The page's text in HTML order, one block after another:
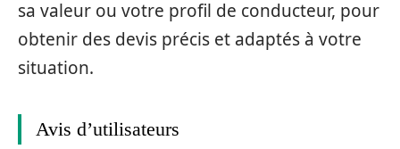
sa valeur ou votre profil de conducteur, pour
obtenir des devis précis et adaptés à votre
situation.
Avis d’utilisateurs